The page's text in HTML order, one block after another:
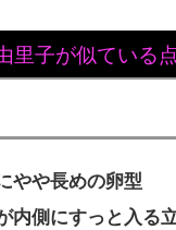
里子が似ている
やや長めの卵型
内側にすっと入る